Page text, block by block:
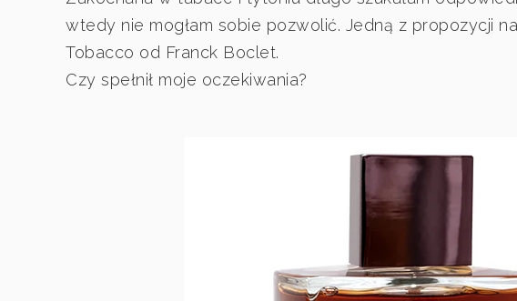
wtedy nie mogłam sobie pozwolić. Jedną z propozycji
Tobacco od Franck Boclet.
Czy spełnił moje oczekiwania?